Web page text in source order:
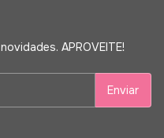
APROVEITE!